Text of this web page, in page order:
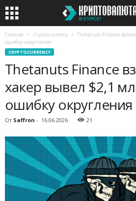
Главная Cryptocurrency
Thetanuts Finance
ошибку округления
CRYPTOCURRENCY
Thetanuts Finance
хакер вывел $2,1
ошибку округления
От Saffron - 16.06.2026 21